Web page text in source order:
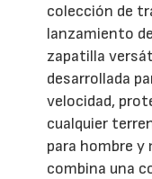
colección de
lanzamiento
zapatilla
desarrollada
velocidad,
cualquier
para hombre y
combina una